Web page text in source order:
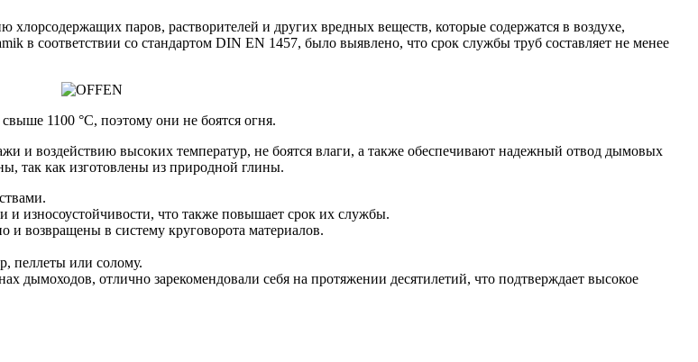
паров, растворителей и других вредных веществ, которые содержатся в воздухе,
в соответствии со стандартом DIN EN 1457, было выявлено, что срок службы труб составляет не менее
1100 °C, поэтому они не боятся огня.
и воздействию высоких температур, не боятся влаги, а также обеспечивают надежный отвод дымовых
так как изготовлены из природной глины.
износоустойчивости, что также повышает срок их службы.
возвращены в систему круговорота материалов.
пеллеты или солому.
дымоходов, отлично зарекомендовали себя на протяжении десятилетий, что подтверждает высокое